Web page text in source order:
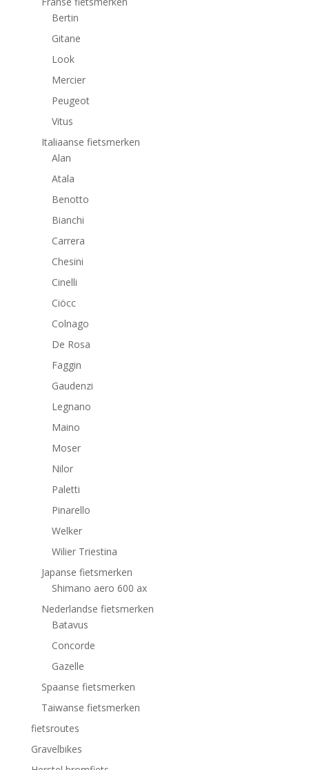
Bertin
Gitane
Look
Mercier
Peugeot
Vitus
Italiaanse fietsmerken
Alan
Atala
Benotto
Bianchi
Carrera
Chesini
Cinelli
Ciöcc
Colnago
De Rosa
Faggin
Gaudenzi
Legnano
Maino
Moser
Nilor
Paletti
Pinarello
Welker
Wilier Triestina
Japanse fietsmerken
Shimano aero 600 ax
Nederlandse fietsmerken
Batavus
Concorde
Gazelle
Spaanse fietsmerken
Taiwanse fietsmerken
fietsroutes
Gravelbikes